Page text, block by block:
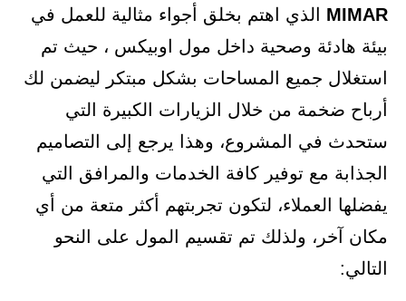
MIMAR الذي اهتم بخلق أجواء مثالية للعمل في
بيئة هادئة وصحية داخل مول اوبيكس ، حيث تم
استغلال جميع المساحات بشكل مبتكر ليضمن لك
أرباح ضخمة من خلال الزيارات الكبيرة التي
ستحدث في المشروع، وهذا يرجع إلى التصاميم
الجذابة مع توفير كافة الخدمات والمرافق التي
يفضلها العملاء، لتكون تجربتهم أكثر متعة من أي
مكان آخر، ولذلك تم تقسيم المول على النحو
التالي: